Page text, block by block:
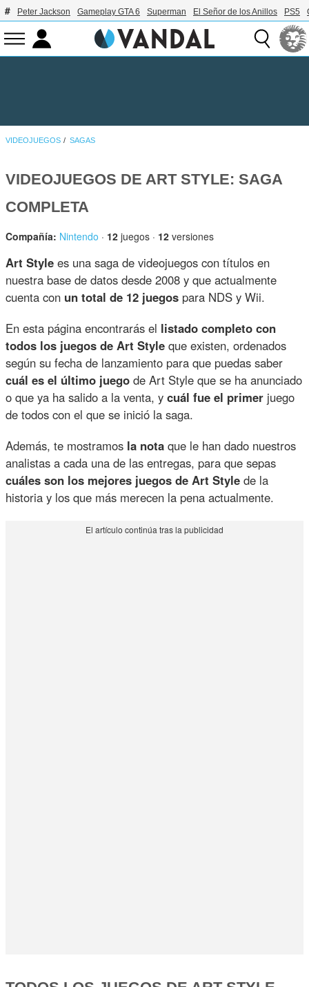
Peter Jackson Gameplay GTA 6 Superman El Señor de los Anillos PS5
VIDEOJUEGOS SAGAS
VIDEOJUEGOS DE ART STYLE: SAGA
COMPLETA
Compañía: Nintendo · 12 juegos · 12 versiones
Art Style es una saga de videojuegos con títulos en
nuestra base de datos desde 2008 y que actualmente
cuenta con un total de 12 juegos para NDS y Wii.
En esta página encontrarás el listado completo con
todos los juegos de Art Style que existen, ordenados
según su fecha de lanzamiento para que puedas saber
cuál es el último juego de Art Style que se ha anunciado
o que ya ha salido a la venta, ycuál fue el primer juego
de todos con el que se inició la saga.
Además, te mostramos la nota que le han dado nuestros
analistas a cada una de las entregas, para que sepas
cuáles son los mejores juegos de Art Style de la
historia y los que más merecen la pena actualmente.